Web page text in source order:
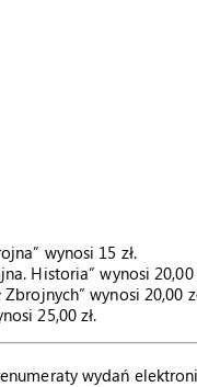
wynosi 15 zł.
Historia” wynosi 20,00
wynosi 20,00
25,00 zł.
wydań